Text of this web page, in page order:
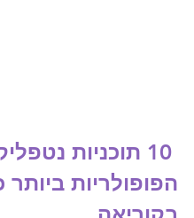
10 תוכניות
הפופולריות ביותר